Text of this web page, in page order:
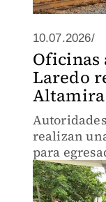
10.07.2026/
Oficinas
Laredo
Altamira
realizan
para